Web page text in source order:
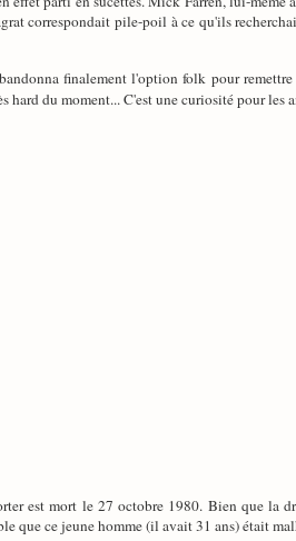
correspondait pile-poil à ce qu'ils
finalement l'option folk pour
hard du moment... C'est une curiosité pour
est mort le 27 octobre 1980. Bien que la
que ce jeune homme (il avait 31 ans) était